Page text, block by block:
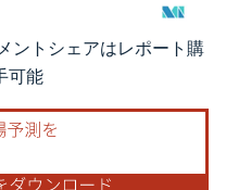
BY 4.0の表示が必要です。
ントシェアはレポート購
可能